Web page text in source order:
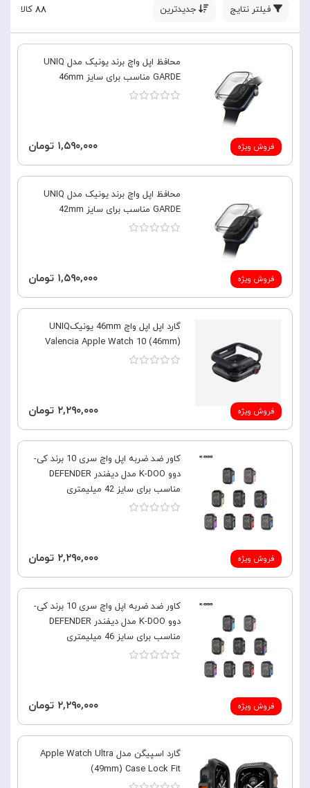
فیلتر نتایج جدیدترین ۸۸ کالا
فروش ویژه
محافظ اپل واچ برند یونیک مدل UNIQ
GARDE مناسب برای سایز 46mm
۱,۵۹۰,۰۰۰ تومان
فروش ویژه
محافظ اپل واچ برند یونیک مدل UNIQ
GARDE مناسب برای سایز 42mm
۱,۵۹۰,۰۰۰ تومان
فروش ویژه
گارد اپل اپل واچ 46mm یونیکUNIQ
Valencia Apple Watch 10 (46mm)
۲,۲۹۰,۰۰۰ تومان
فروش ویژه
کاور ضد ضربه اپل واچ سری 10 برند کی-
دوو K-DOO مدل دیفندر DEFENDER
مناسب برای سایز 42 میلیمتری
۲,۲۹۰,۰۰۰ تومان
فروش ویژه
کاور ضد ضربه اپل واچ سری 10 برند کی-
دوو K-DOO مدل دیفندر DEFENDER
مناسب برای سایز 46 میلیمتری
۲,۲۹۰,۰۰۰ تومان
گارد اسپیگن مدل Apple Watch Ultra
(49mm) Case Lock Fit